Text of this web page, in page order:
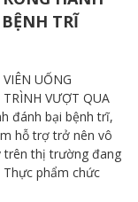
TRĨ
UỐNG
VƯỢT QUA
đánh bại bệnh trĩ,
hỗ trợ trở nên vô
trên thị trường đang
phẩm chức